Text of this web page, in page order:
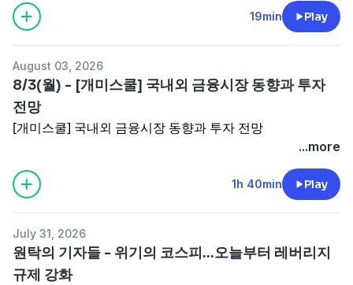
19min Play
August 03, 2026
8/3(월) - [개미스쿨] 국내외 금융시장 동향과 투자
전망
[개미스쿨] 국내외 금융시장 동향과 투자 전망
...more
1h 40min Play
July 31, 2026
원탁의 기자들 - 위기의 코스피…오늘부터 레버리지
규제 강화